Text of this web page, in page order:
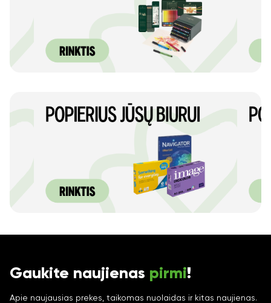
Gaukite naujienas pirmi!
Apie naujausias prekes, taikomas nuolaidas ir kitas naujienas.